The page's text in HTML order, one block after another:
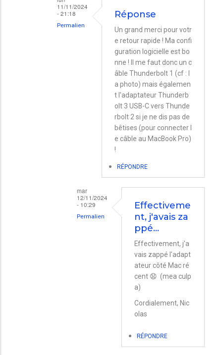
11/11/2024
- 21:18
Permalien
Réponse
Un grand merci pour votr
e retour rapide ! Ma confi
guration logicielle est bo
nne ! Il me faut donc un c
âble Thunderbolt 1 (cf : l
a photo) mais égalemen
t l'adaptateur Thunderb
olt 3 USB-C vers Thunde
rbolt 2 si je ne dis pas de
bêtises (pour connecter l
e câble au MacBook Pro)
!
RÉPONDRE
mar
12/11/2024
- 10:29
Permalien
Effectiveme
nt, j'avais za
ppé…
Effectivement, j'a
vais zappé l'adapt
ateur côté Mac ré
cent 😧 (mea culp
a)
Cordialement, Nic
olas
RÉPONDRE